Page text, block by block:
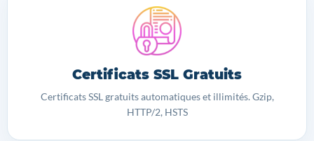
Certificats SSL Gratuits
Certificats SSL gratuits automatiques et illimités. Gzip,
HTTP/2, HSTS